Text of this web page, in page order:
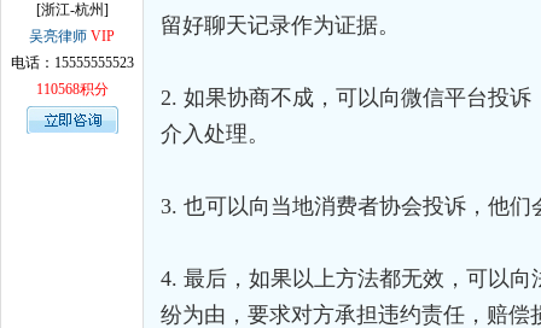
[浙江-杭州]
吴亮律师 VIP
电话：15555555523
110568积分
留好聊天记录作为证据。
2. 如果协商不成，可以向微信平台投
介入处理。
3. 也可以向当地消费者协会投诉，他们
4. 最后，如果以上方法都无效，可以
纷为由，要求对方承担违约责任，赔偿